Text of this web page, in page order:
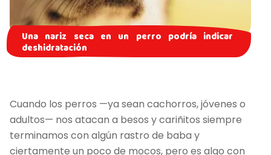
Una nariz seca en un perro podría indicar
deshidratación
Cuando los perros —ya sean cachorros, jóvenes o
adultos— nos atacan a besos y cariñitos siempre
terminamos con algún rastro de baba y
ciertamente un poco de mocos, pero es algo con